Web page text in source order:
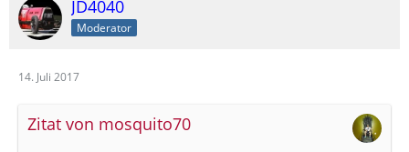
JD4040
Moderator
14. Juli 2017
Zitat von mosquito70